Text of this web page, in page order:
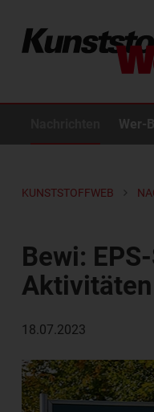
Wer-
KUNSTSTOFFWEB
Bewi:
18.07.2023